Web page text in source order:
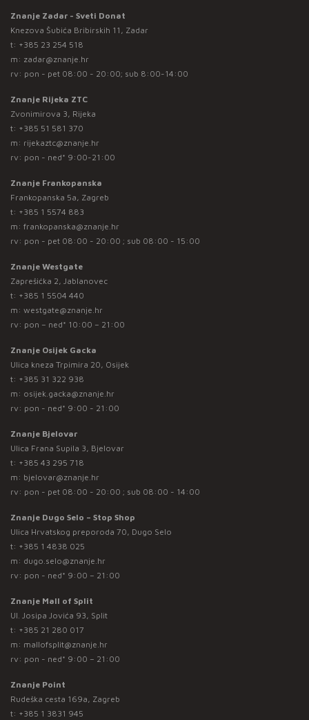
Znanje Zadar - Sveti Donat
Knezova Šubića Bribirskih 11, Zadar
t: +385 23 254 518
m: zadar@znanje.hr
rv: pon - pet 08:00 - 20:00; sub 8:00-14:00
Znanje Rijeka ZTC
Zvonimirova 3, Rijeka
t: +385 51 581 370
m: rijekaztc@znanje.hr
rv: pon - ned* 9:00-21:00
Znanje Frankopanska
Frankopanska 5a, Zagreb
t: +385 1 5574 883
m: frankopanska@znanje.hr
rv: pon - pet 08:00 - 20:00 ; sub 08:00 - 15:00
Znanje Westgate
Zaprešićka 2, Jablanovec
t: +385 1 5504 440
m: westgate@znanje.hr
rv: pon – ned* 10:00 – 21:00
Znanje Osijek Gacka
Ulica kneza Trpimira 20, Osijek
t: +385 31 322 938
m: osijek.gacka@znanje.hr
rv: pon - ned* 9:00 - 21:00
Znanje Bjelovar
Ulica Frana Supila 3, Bjelovar
t: +385 43 295 718
m: bjelovar@znanje.hr
rv: pon - pet 08:00 - 20:00 ; sub 08:00 - 14:00
Znanje Dugo Selo – Stop Shop
Ulica Hrvatskog preporoda 70, Dugo Selo
t: +385 1 4838 025
m: dugo.selo@znanje.hr
rv: pon - ned* 9:00 – 21:00
Znanje Mall of Split
Ul. Josipa Jovića 93, Split
t: +385 21 280 017
m: mallofsplit@znanje.hr
rv: pon - ned* 9:00 – 21:00
Znanje Point
Rudeška cesta 169a, Zagreb
t: +385 1 3831 945